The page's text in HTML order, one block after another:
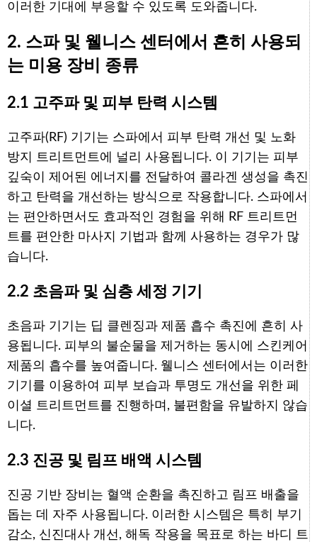
이러한 기대에 부응할 수 있도록 도와줍니다.
2. 스파 및 웰니스 센터에서 흔히 사용되
는 미용 장비 종류
2.1 고주파 및 피부 탄력 시스템
고주파(RF) 기기는 스파에서 피부 탄력 개선 및 노화
방지 트리트먼트에 널리 사용됩니다. 이 기기는 피부
깊숙이 제어된 에너지를 전달하여 콜라겐 생성을 촉진
하고 탄력을 개선하는 방식으로 작용합니다. 스파에서
는 편안하면서도 효과적인 경험을 위해 RF 트리트먼
트를 편안한 마사지 기법과 함께 사용하는 경우가 많
습니다.
2.2 초음파 및 심층 세정 기기
초음파 기기는 딥 클렌징과 제품 흡수 촉진에 흔히 사
용됩니다. 피부의 불순물을 제거하는 동시에 스킨케어
제품의 흡수를 높여줍니다. 웰니스 센터에서는 이러한
기기를 이용하여 피부 보습과 투명도 개선을 위한 페
이셜 트리트먼트를 진행하며, 불편함을 유발하지 않습
니다.
2.3 진공 및 림프 배액 시스템
진공 기반 장비는 혈액 순환을 촉진하고 림프 배출을
돕는 데 자주 사용됩니다. 이러한 시스템은 특히 부기
감소, 신진대사 개선, 해독 작용을 목표로 하는 바디 트